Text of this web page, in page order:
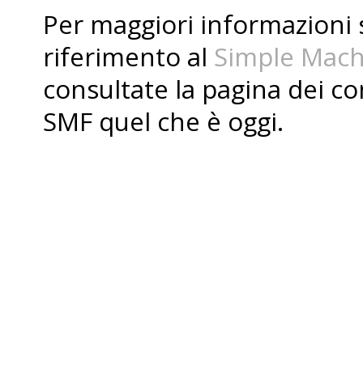
Per maggiori informazioni
riferimento al Simple
consultate la pagina dei
SMF quel che è oggi.